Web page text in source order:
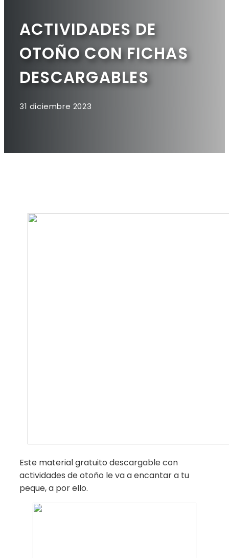
ACTIVIDADES DE
OTOÑO CON FICHAS
DESCARGABLES
31 diciembre 2023
Este material gratuito descargable con
actividades de otoño le va a encantar a tu
peque, a por ello.